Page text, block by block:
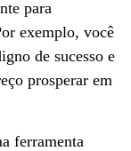
para
exemplo, você
de sucesso e
prosperar em
ferramenta